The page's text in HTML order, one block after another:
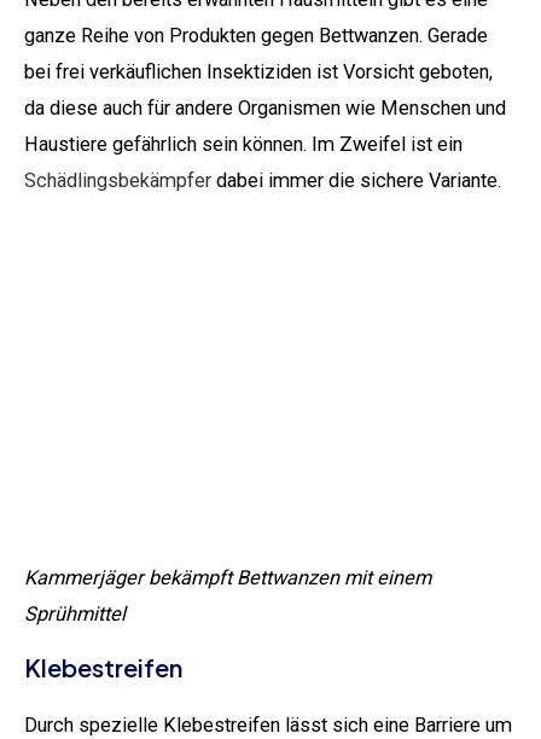
ganze Reihe von Produkten gegen Bettwanzen. Gerade
bei frei verkäuflichen Insektiziden ist Vorsicht geboten,
da diese auch für andere Organismen wie Menschen und
Haustiere gefährlich sein können. Im Zweifel ist ein
Schädlingsbekämpfer dabei immer die sichere Variante.
Kammerjäger bekämpft Bettwanzen mit einem
Sprühmittel
Klebestreifen
Durch spezielle Klebestreifen lässt sich eine Barriere um